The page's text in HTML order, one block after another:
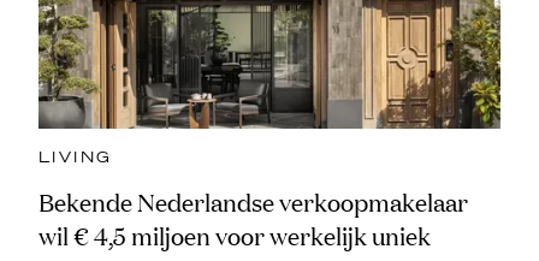
LIVING
Bekende Nederlandse verkoopmakelaar
wil € 4,5 miljoen voor werkelijk uniek